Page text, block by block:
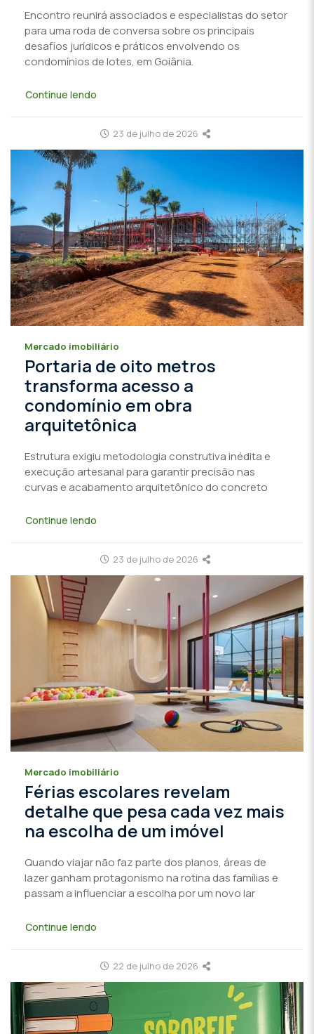
Encontro reunirá associados e especialistas do setor
para uma roda de conversa sobre os principais
desafios jurídicos e práticos envolvendo os
condomínios de lotes, em Goiânia.
Continue lendo
23 de julho de 2026
Mercado imobiliário
Portaria de oito metros
transforma acesso a
condomínio em obra
arquitetônica
Estrutura exigiu metodologia construtiva inédita e
execução artesanal para garantir precisão nas
curvas e acabamento arquitetônico do concreto
Continue lendo
23 de julho de 2026
Mercado imobiliário
Férias escolares revelam
detalhe que pesa cada vez mais
na escolha de um imóvel
Quando viajar não faz parte dos planos, áreas de
lazer ganham protagonismo na rotina das famílias e
passam a influenciar a escolha por um novo lar
Continue lendo
22 de julho de 2026